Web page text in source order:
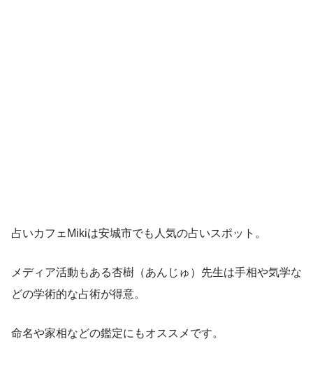
占いカフェMikiは安城市でも人気の占いスポット。
メディア活動もある杏樹（あんじゅ）先生は手相や気学な
どの学術的な占術が得意。
命名や家相などの鑑定にもオススメです。